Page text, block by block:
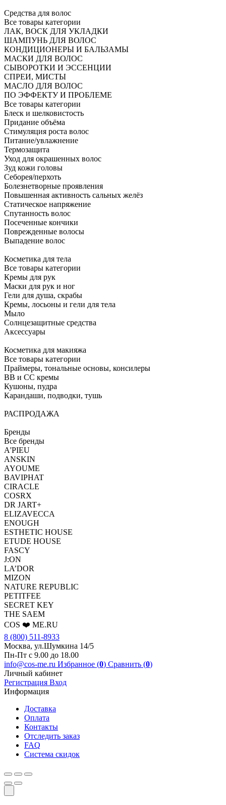
Средства для волос
Все товары категории
ЛАК, ВОСК ДЛЯ УКЛАДКИ
ШАМПУНЬ ДЛЯ ВОЛОС
КОНДИЦИОНЕРЫ И БАЛЬЗАМЫ
МАСКИ ДЛЯ ВОЛОС
СЫВОРОТКИ И ЭССЕНЦИИ
СПРЕИ, МИСТЫ
МАСЛО ДЛЯ ВОЛОС
ПО ЭФФЕКТУ И ПРОБЛЕМЕ
Все товары категории
Блеск и шелковистость
Придание объёма
Стимуляция роста волос
Питание/увлажнение
Термозащита
Уход для окрашенных волос
Зуд кожи головы
Себорея/перхоть
Болезнетворные проявления
Повышенная активность сальных желёз
Статическое напряжение
Спутанность волос
Посеченные кончики
Поврежденные волосы
Выпадение волос
Косметика для тела
Все товары категории
Кремы для рук
Маски для рук и ног
Гели для душа, скрабы
Кремы, лосьоны и гели для тела
Мыло
Солнцезащитные средства
Аксессуары
Косметика для макияжа
Все товары категории
Праймеры, тональные основы, консилеры
BB и CC кремы
Кушоны, пудра
Карандаши, подводки, тушь
РАСПРОДАЖА
Бренды
Все бренды
A'PIEU
ANSKIN
AYOUME
BAVIPHAT
CIRACLE
COSRX
DR JART+
ELIZAVECCA
ENOUGH
ESTHETIC HOUSE
ETUDE HOUSE
FASCY
J:ON
LA’DOR
MIZON
NATURE REPUBLIC
PETITFEE
SEСRET KEY
THE SAEM
COS ❤️ ME.RU
8 (800) 511-8933
Москва, ул.Шумкина 14/5
Пн-Пт с 9.00 до 18.00
info@cos-me.ru Избранное (0) Сравнить (0)
Личный кабинет
Регистрация Вход
Информация
Доставка
Оплата
Контакты
Отследить заказ
FAQ
Система скидок